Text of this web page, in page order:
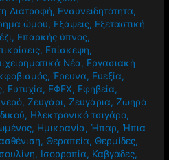
Διατροφή, Ενσυνειδητότητα,
ώμου, Εξάψεις, Εξεταστική
, Επαρκής ύπνος,
, Επίσκεψη,
Νέα, Εργασιακή
,Έρευνα, Ευεξία,
, Ευτυχία, ΕΦΕΧ, Εφηβεία,
,Ζευγάρι,Ζευγάρια,Ζωηρό
, Ηλεκτρονικό τσιγάρο,
, Ημικρανία, Ήπαρ, Ήπια
, Θεραπεία, Θερμίδες,
, Ισορροπία, Καβγάδες,